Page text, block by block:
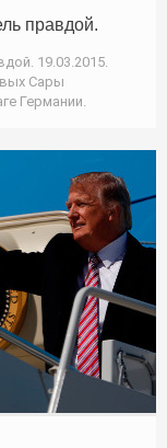
правдой.
19.03.2015.
Сары
Германии.